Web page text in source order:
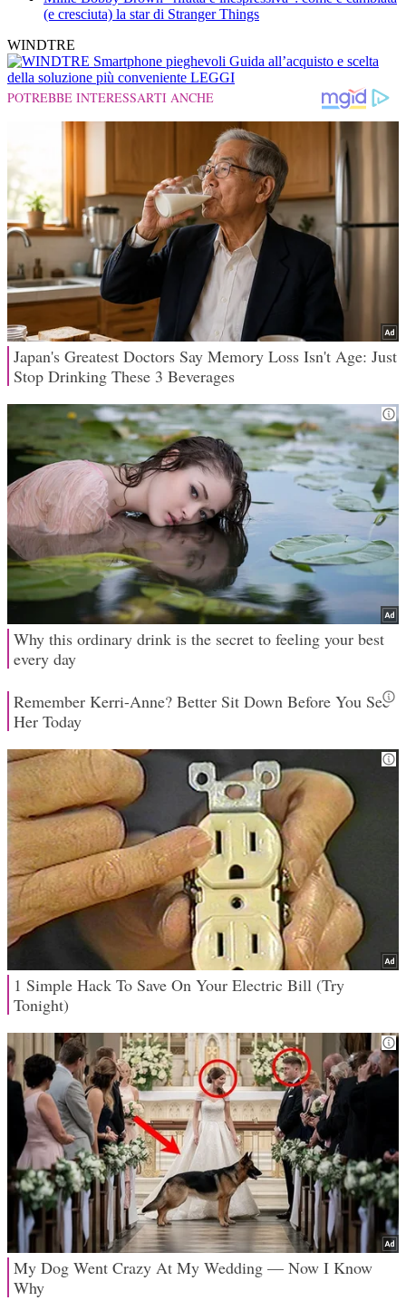
(e cresciuta) la star di Stranger Things
WINDTRE
Smartphone pieghevoli Guida all’acquisto e scelta
della soluzione più conveniente LEGGI